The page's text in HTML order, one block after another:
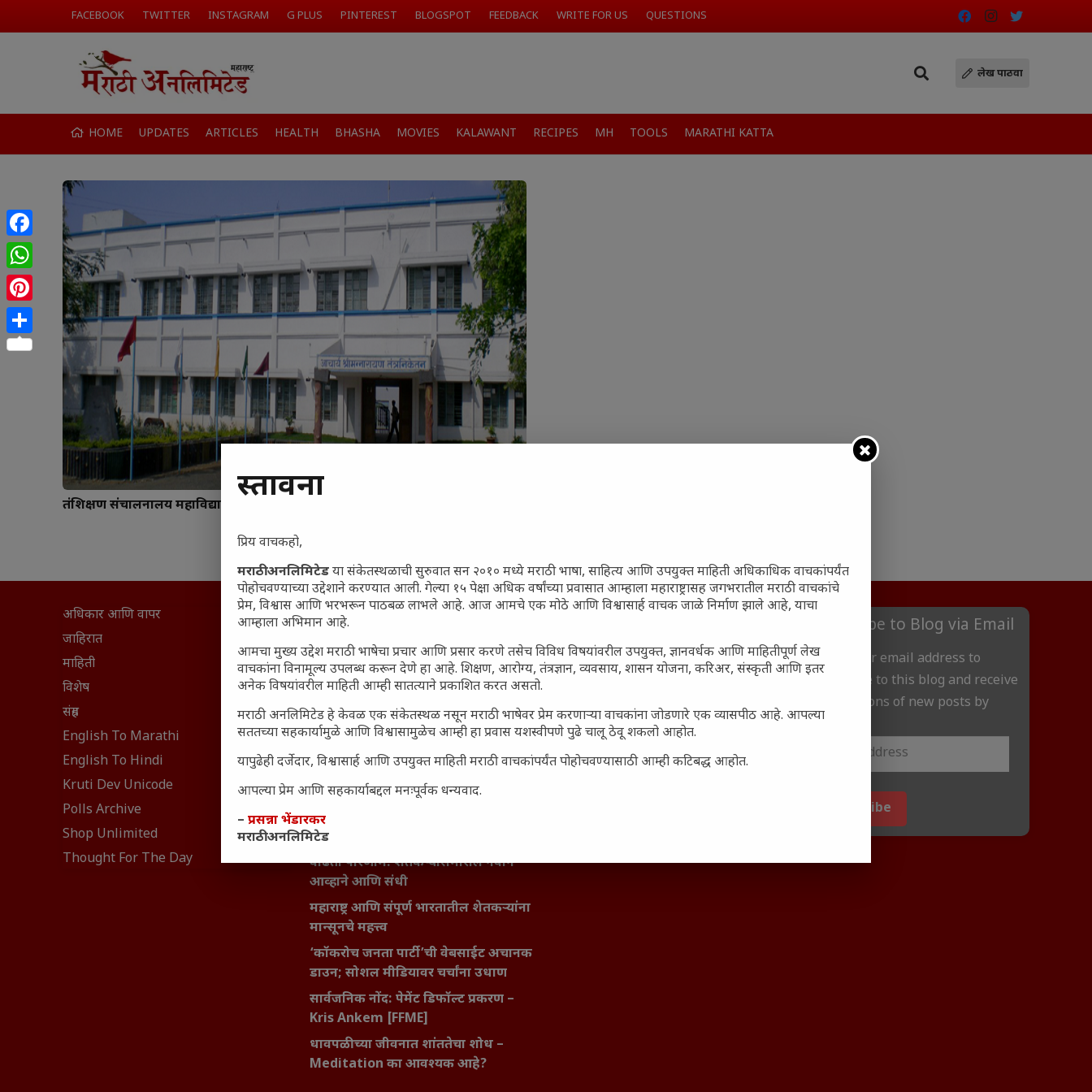
FACEBOOK TWITTER INSTAGRAM G PLUS PINTEREST BLOGSPOT FEEDBACK WRITE FOR US QUESTIONS
लेख पाठवा
HOME UPDATES ARTICLES HEALTH BHASHA MOVIES KALAWANT RECIPES MH TOOLS MARATHI KATTA
तंत्रशिक्षण संचालनालय महाविद्यालये वर्धा
अधिकार आणि वापर
जाहिरात
माहिती
विशेष
संग्रह
English To Marathi
English To Hindi
Kruti Dev Unicode
Polls Archive
Shop Unlimited
Thought For The Day
सामान्य आजारांवर गावठी उपाय – घरच्या
आजच्या युगातील तरुण पिढी कुठे हरवली?
महाराष्ट्रातील किल्ल्यांचे महत्त्व : स्वराज्याच्या
वैभवशाली इतिहासाचे साक्षीदार
₹370 ची बिर्याणी” आणि हरवत चाललेली
संवेदनशीलता : आजच्या तरुणांच्या मनात
नेमकं काय चाललंय?
यश आणि आत्मविश्वास: स्वप्नांना वास्तवात
बदलण्याची शक्ती
महाराष्ट्रातील बदलत्या हवामानाचा शेतीवर
वाढता परिणाम: शेतकऱ्यांसमोरील नवीन
आव्हाने आणि संधी
महाराष्ट्र आणि संपूर्ण भारतातील शेतकऱ्यांना
मान्सूनचे महत्त्व
‘कॉकरोच जनता पार्टी’ची वेबसाईट अचानक
डाउन; सोशल मीडियावर चर्चांना उधाण
सार्वजनिक नोंद: पेमेंट डिफॉल्ट प्रकरण –
Kris Ankem [FFME]
धावपळीच्या जीवनात शांततेचा शोध –
Meditation का आवश्यक आहे?
Subscribe to Blog via Email
Enter your email address to
subscribe to this blog and receive
notifications of new posts by
email.
Subscribe
Facebook
WhatsApp
Pinterest
Share
प्रस्तावना
प्रिय वाचकहो,
मराठी अनलिमिटेडया संकेतस्थळाची सुरुवात सन २०१० मध्ये मराठी भाषा, साहित्य आणि उपयुक्त माहिती अधिकाधिक वाचकांपर्यंत
पोहोचवण्याच्या उद्देशाने करण्यात आली. गेल्या १५ पेक्षा अधिक वर्षांच्या प्रवासात आम्हाला महाराष्ट्रासह जगभरातील मराठी वाचकांचे
प्रेम, विश्वास आणि भरभरून पाठबळ लाभले आहे. आज आमचे एक मोठे आणि विश्वासार्ह वाचक जाळे निर्माण झाले आहे, याचा
आम्हाला अभिमान आहे.
आमचा मुख्य उद्देश मराठी भाषेचा प्रचार आणि प्रसार करणे तसेच विविध विषयांवरील उपयुक्त, ज्ञानवर्धक आणि माहितीपूर्ण लेख
वाचकांना विनामूल्य उपलब्ध करून देणे हा आहे. शिक्षण, आरोग्य, तंत्रज्ञान, व्यवसाय, शासन योजना, करिअर, संस्कृती आणि इतर
अनेक विषयांवरील माहिती आम्ही सातत्याने प्रकाशित करत असतो.
मराठी अनलिमिटेड हे केवळ एक संकेतस्थळ नसून मराठी भाषेवर प्रेम करणाऱ्या वाचकांना जोडणारे एक व्यासपीठ आहे. आपल्या
सततच्या सहकार्यामुळे आणि विश्वासामुळेच आम्ही हा प्रवास यशस्वीपणे पुढे चालू ठेवू शकलो आहोत.
यापुढेही दर्जेदार, विश्वासार्ह आणि उपयुक्त माहिती मराठी वाचकांपर्यंत पोहोचवण्यासाठी आम्ही कटिबद्ध आहोत.
आपल्या प्रेम आणि सहकार्याबद्दल मनःपूर्वक धन्यवाद.
– प्रसन्ना भेंडारकर
मराठी अनलिमिटेड